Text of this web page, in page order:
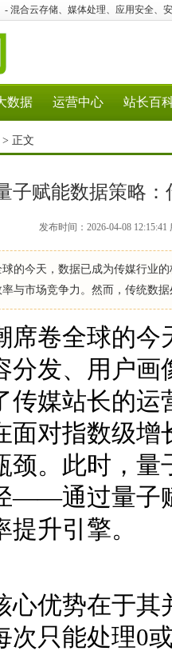
- 混合云存储、媒体处理、应用安全、
数据 运营中心 站长百
> 正文
子赋能数据策略
发布时间：2026-04-08
今天，数据已成为传媒行业的
与市场竞争力。然而，传统数
卷全球的今
分发、用户
传媒站长的
面对指数级
颈。此时，
——通过量子
升引擎。
优势在于其
次只能处理0